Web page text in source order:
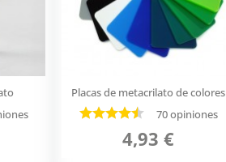
Placas de metacrilato de colores
70 opiniones
4,93 €